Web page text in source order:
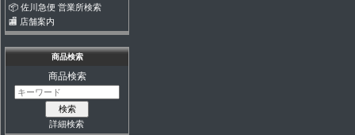
📦 佐川急便 営業所検索
🏬 店舗案内
商品検索
商品検索
詳細検索